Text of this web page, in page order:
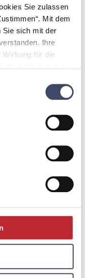
Sie zulassen
Mit dem
Sie sich mit der
Ihre
Wirkung für die
cookie-
als
in
zu